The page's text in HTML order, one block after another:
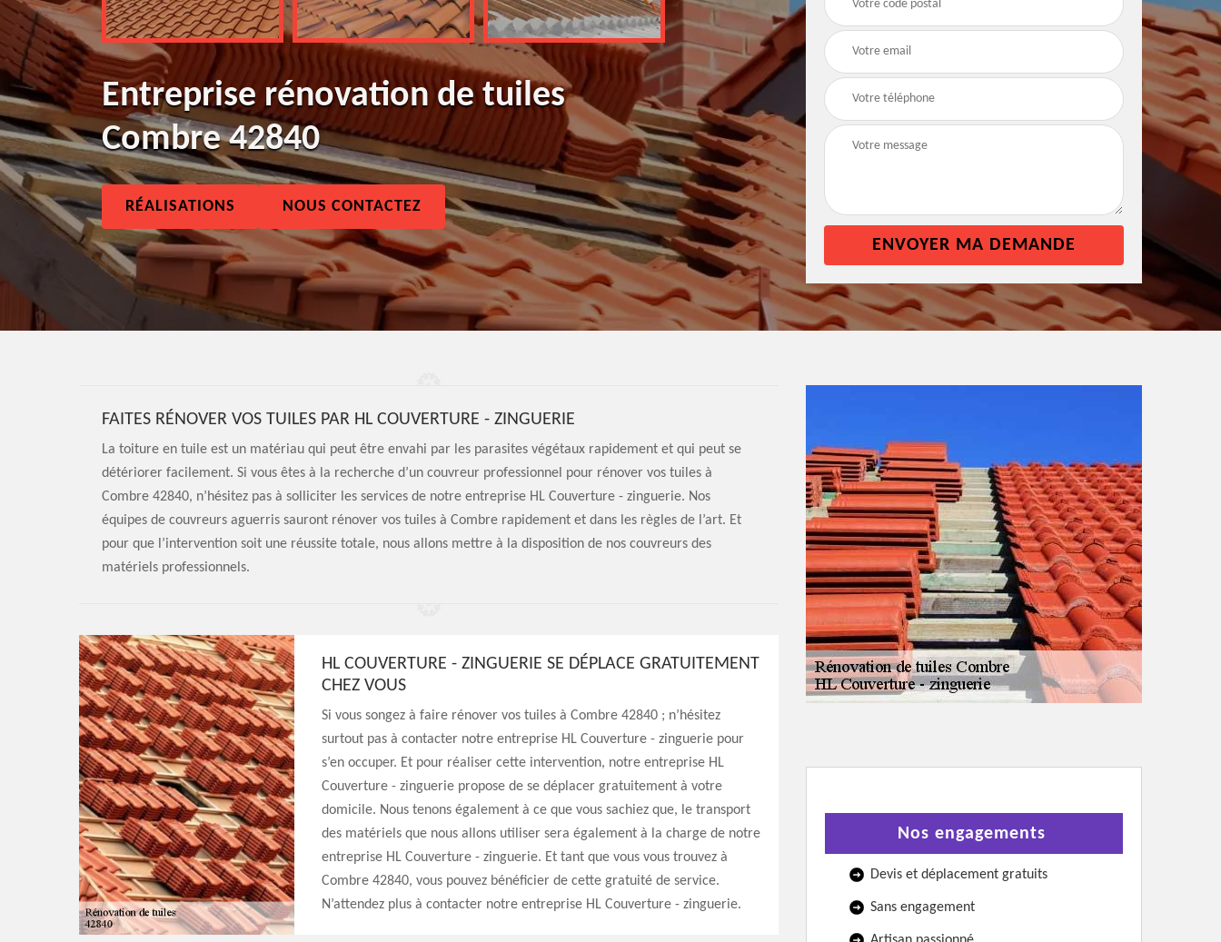
Entreprise rénovation de tuiles
Combre 42840
RÉALISATIONS NOUS CONTACTEZ
FAITES RÉNOVER VOS TUILES PAR HL COUVERTURE - ZINGUERIE
La toiture en tuile est un matériau qui peut être envahi par les parasites végétaux rapidement et qui peut se
détériorer facilement. Si vous êtes à la recherche d’un couvreur professionnel pour rénover vos tuiles à
Combre 42840, n’hésitez pas à solliciter les services de notre entreprise HL Couverture - zinguerie. Nos
équipes de couvreurs aguerris sauront rénover vos tuiles à Combre rapidement et dans les règles de l’art. Et
pour que l’intervention soit une réussite totale, nous allons mettre à la disposition de nos couvreurs des
matériels professionnels.
HL COUVERTURE - ZINGUERIE SE DÉPLACE GRATUITEMENT
CHEZ VOUS
Si vous songez à faire rénover vos tuiles à Combre 42840 ; n’hésitez
surtout pas à contacter notre entreprise HL Couverture - zinguerie pour
s’en occuper. Et pour réaliser cette intervention, notre entreprise HL
Couverture - zinguerie propose de se déplacer gratuitement à votre
domicile. Nous tenons également à ce que vous sachiez que, le transport
des matériels que nous allons utiliser sera également à la charge de notre
entreprise HL Couverture - zinguerie. Et tant que vous vous trouvez à
Combre 42840, vous pouvez bénéficier de cette gratuité de service.
N’attendez plus à contacter notre entreprise HL Couverture - zinguerie.
Nos engagements
Devis et déplacement gratuits
Sans engagement